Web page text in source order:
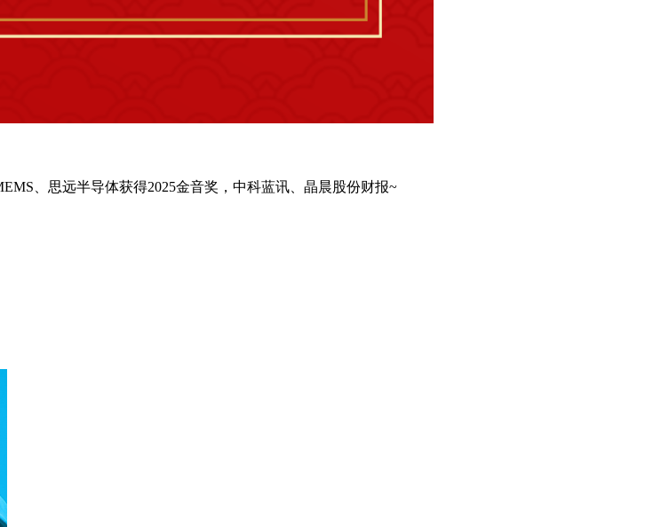
、思远半导体获得2025金音奖，中科蓝讯、晶晨股份财报~